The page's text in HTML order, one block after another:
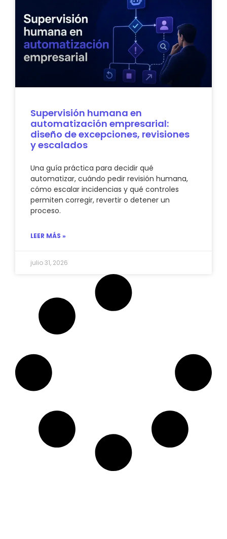
Supervisión humana en
automatización empresarial:
diseño de excepciones, revisiones
y escalados
Una guía práctica para decidir qué
automatizar, cuándo pedir revisión humana,
cómo escalar incidencias y qué controles
permiten corregir, revertir o detener un
proceso.
LEER MÁS »
julio 31, 2026